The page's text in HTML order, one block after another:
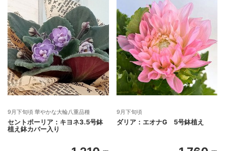
9月下旬頃 華やかな大輪八重品種
セントポーリア：キヨネ3.5号鉢
植え鉢カバー入り
9月下旬頃
ダリア：エオナG 5号鉢植え